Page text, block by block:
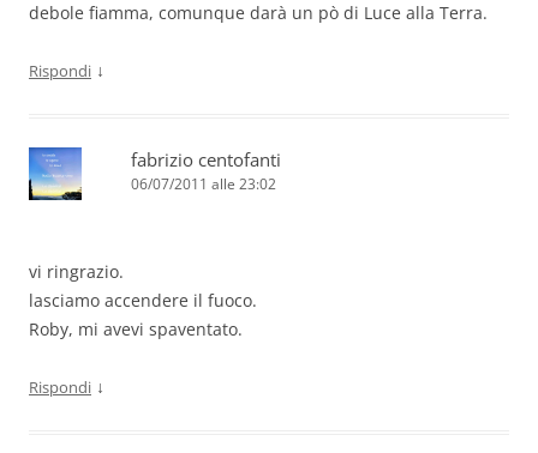
debole fiamma, comunque darà un pò di Luce alla Terra.
Rispondi ↓
fabrizio centofanti
06/07/2011 alle 23:02
vi ringrazio.
lasciamo accendere il fuoco.
Roby, mi avevi spaventato.
Rispondi ↓